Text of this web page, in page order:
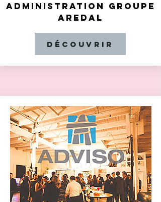
ADMINISTRATION GROUPE
AREDAL
Découvrir